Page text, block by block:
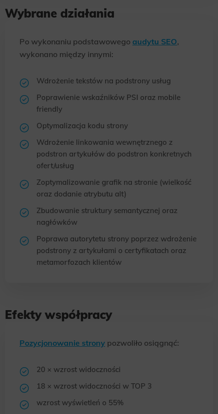
Wybrane działania
Po wykonaniu podstawowego audytu SEO,
wykonano między innymi:
Wdrożenie tekstów na podstrony usług
Poprawienie wskaźników PSI oraz mobile
friendly
Optymalizacja kodu strony
Wdrożenie linkowania wewnętrznego z
podstron artykułów do podstron konkretnych
ofert/usług
Zoptymalizowanie grafik na stronie (wielkość
oraz dodanie atrybutu alt)
Zbudowanie struktury semantycznej oraz
nagłówków
Poprawa autorytetu strony poprzez wdrożenie
podstrony z artykułami o certyfikatach oraz
metamorfozach klientów
Efekty współpracy
Pozycjonowanie strony pozwoliło osiągnąć:
20 × wzrost widoczności
18 × wzrost widoczności w TOP 3
wzrost wyświetleń o 55%